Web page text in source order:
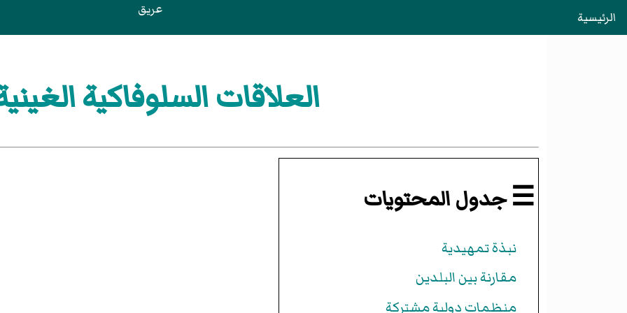
الرئيسية عريق
العلاقات السلوفاكية
☰ جدول المحتويات
نبذة تمهيدية
مقارنة بين البلدين
منظمات دولية مشتركة